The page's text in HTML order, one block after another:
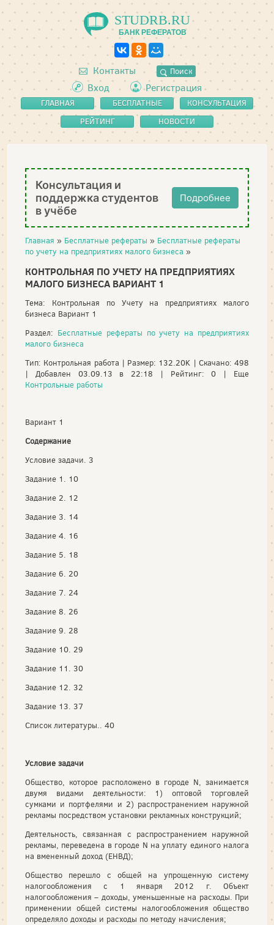
STUDRB.RU
БАНК РЕФЕРАТОВ
Контакты Поиск
Вход Регистрация
ГЛАВНАЯ
БЕСПЛАТНЫЕ
РЕФЕРАТЫ
КОНСУЛЬТАЦИЯ
РЕЙТИНГ
НОВОСТИ
Консультация и
поддержка студентов
в учёбе
Подробнее
Главная » Бесплатные рефераты » Бесплатные рефераты
по учету на предприятиях малого бизнеса »
КОНТРОЛЬНАЯ ПО УЧЕТУ НА ПРЕДПРИЯТИЯХ
МАЛОГО БИЗНЕСА ВАРИАНТ 1
Тема: Контрольная по Учету на предприятиях малого
бизнеса Вариант 1
Раздел: Бесплатные рефераты по учету на предприятиях
малого бизнеса
Тип: Контрольная работа | Размер: 132.20K | Скачано: 498
| Добавлен 03.09.13 в 22:18 | Рейтинг: 0 | Еще
Контрольные работы
Вариант 1
Содержание
Условие задачи. 3
Задание 1. 10
Задание 2. 12
Задание 3. 14
Задание 4. 16
Задание 5. 18
Задание 6. 20
Задание 7. 24
Задание 8. 26
Задание 9. 28
Задание 10. 29
Задание 11. 30
Задание 12. 32
Задание 13. 37
Список литературы.. 40
Условие задачи
Общество, которое расположено в городе N, занимается
двумя видами деятельности: 1) оптовой торговлей
сумками и портфелями и 2) распространением наружной
рекламы посредством установки рекламных конструкций;
Деятельность, связанная с распространением наружной
рекламы, переведена в городе N на уплату единого налога
на вмененный доход (ЕНВД);
Общество перешло с общей на упрощенную систему
налогообложения с 1 января 2012 г. Объект
налогообложения – доходы, уменьшенные на расходы. При
применении общей системы налогообложения общество
определяло доходы и расходы по методу начисления;